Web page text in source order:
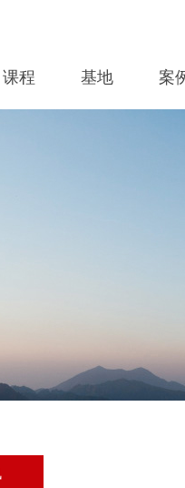
课程 基地 案